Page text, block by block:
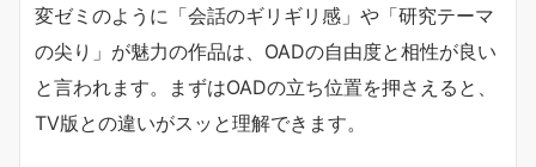
変ゼミのように「会話のギリギリ感」や「研究テーマ
の尖り」が魅力の作品は、OADの自由度と相性が良い
と言われます。まずはOADの立ち位置を押さえると、
TV版との違いがスッと理解できます。